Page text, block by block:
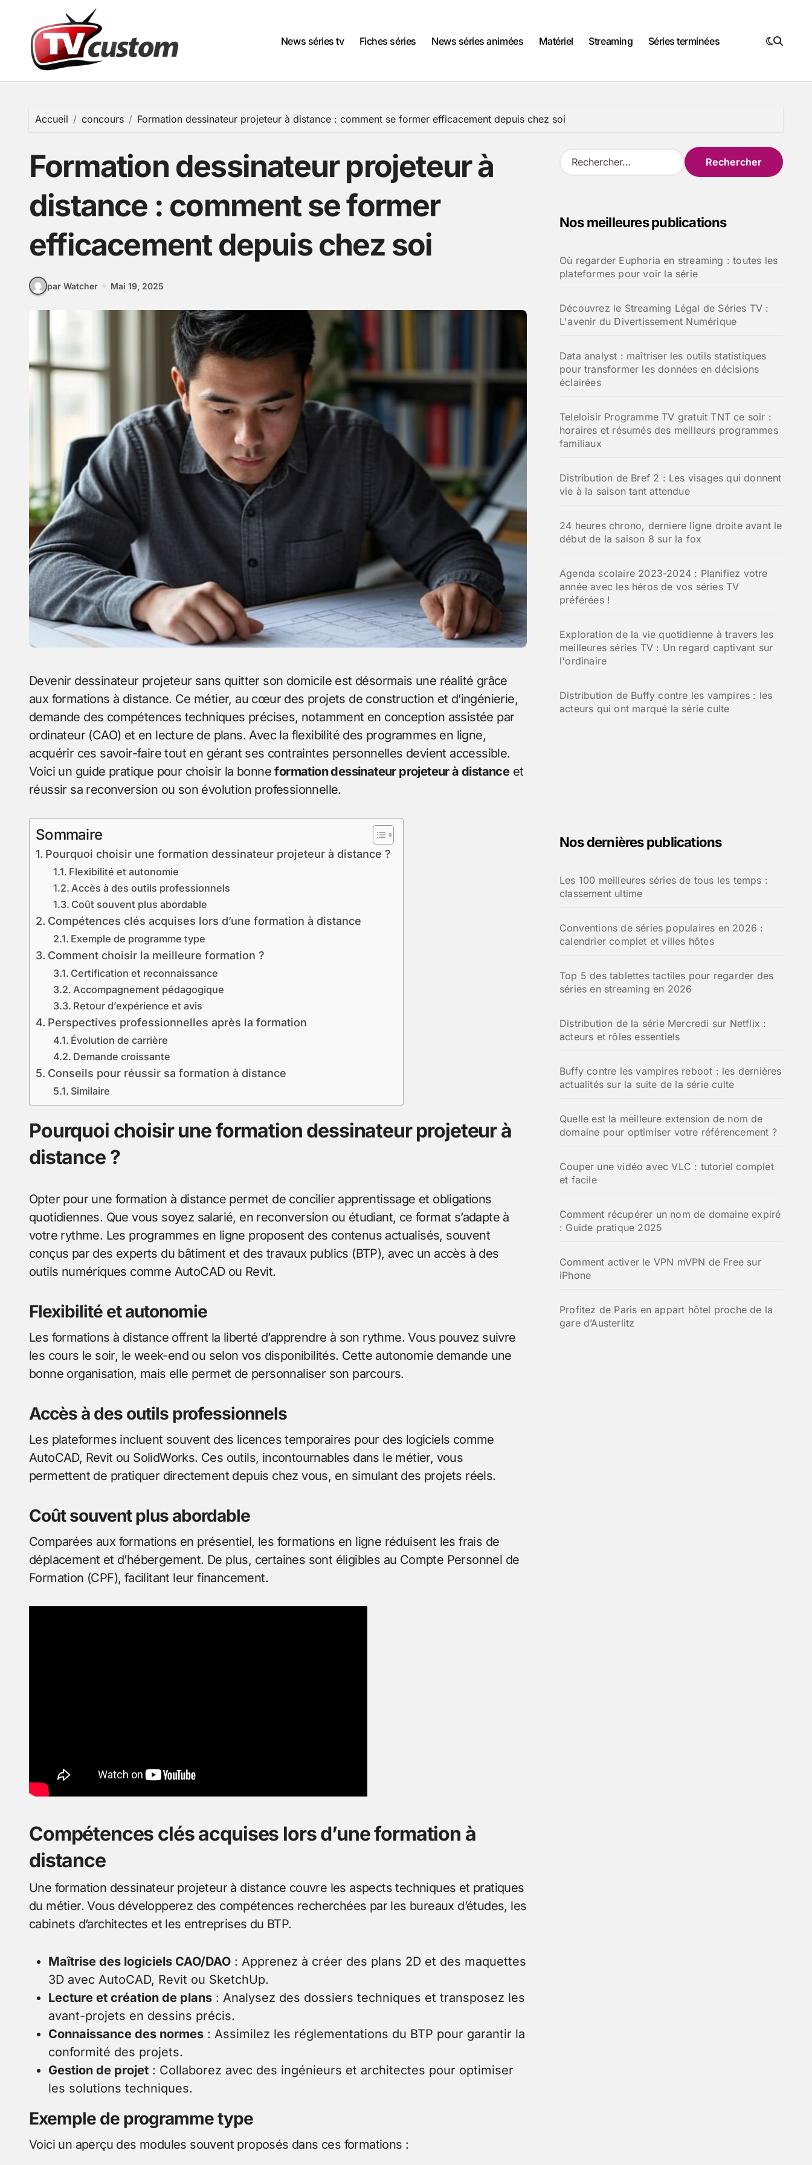
contenu
News séries tv Fiches séries News séries animées Matériel Streaming Séries terminées
Accueil concours Formation dessinateur projeteur à distance : comment se former efficacement depuis chez soi
Formation dessinateur projeteur à
distance : comment se former
efficacement depuis chez soi
par Watcher Mai 19, 2025
Devenir dessinateur projeteur sans quitter son domicile est désormais une réalité grâce
aux formations à distance. Ce métier, au cœur des projets de construction et d’ingénierie,
demande des compétences techniques précises, notamment en conception assistée par
ordinateur (CAO) et en lecture de plans. Avec la flexibilité des programmes en ligne,
acquérir ces savoir-faire tout en gérant ses contraintes personnelles devient accessible.
Voici un guide pratique pour choisir la bonneformation dessinateur projeteur à distanceet
réussir sa reconversion ou son évolution professionnelle.
Sommaire
Pourquoi choisir une formation dessinateur projeteur à distance ?
Flexibilité et autonomie
Accès à des outils professionnels
Coût souvent plus abordable
Compétences clés acquises lors d’une formation à distance
Exemple de programme type
Comment choisir la meilleure formation ?
Certification et reconnaissance
Accompagnement pédagogique
Retour d’expérience et avis
Perspectives professionnelles après la formation
Évolution de carrière
Demande croissante
Conseils pour réussir sa formation à distance
Similaire
Pourquoi choisir une formation dessinateur projeteur à
distance ?
Opter pour une formation à distance permet de concilier apprentissage et obligations
quotidiennes. Que vous soyez salarié, en reconversion ou étudiant, ce format s’adapte à
votre rythme. Les programmes en ligne proposent des contenus actualisés, souvent
conçus par des experts du bâtiment et des travaux publics (BTP), avec un accès à des
outils numériques comme AutoCAD ou Revit.
Flexibilité et autonomie
Les formations à distance offrent la liberté d’apprendre à son rythme. Vous pouvez suivre
les cours le soir, le week-end ou selon vos disponibilités. Cette autonomie demande une
bonne organisation, mais elle permet de personnaliser son parcours.
Accès à des outils professionnels
Les plateformes incluent souvent des licences temporaires pour des logiciels comme
AutoCAD, Revit ou SolidWorks. Ces outils, incontournables dans le métier, vous
permettent de pratiquer directement depuis chez vous, en simulant des projets réels.
Coût souvent plus abordable
Comparées aux formations en présentiel, les formations en ligne réduisent les frais de
déplacement et d’hébergement. De plus, certaines sont éligibles au Compte Personnel de
Formation (CPF), facilitant leur financement.
Compétences clés acquises lors d’une formation à
distance
Une formation dessinateur projeteur à distance couvre les aspects techniques et pratiques
du métier. Vous développerez des compétences recherchées par les bureaux d’études, les
cabinets d’architectes et les entreprises du BTP.
Maîtrise des logiciels CAO/DAO : Apprenez à créer des plans 2D et des maquettes
3D avec AutoCAD, Revit ou SketchUp.
Lecture et création de plans : Analysez des dossiers techniques et transposez les
avant-projets en dessins précis.
Connaissance des normes : Assimilez les réglementations du BTP pour garantir la
conformité des projets.
Gestion de projet : Collaborez avec des ingénieurs et architectes pour optimiser
les solutions techniques.
Exemple de programme type
Voici un aperçu des modules souvent proposés dans ces formations :
R
e
r
e
r
Nos meilleures publications
Où regarder Euphoria en streaming : toutes les
plateformes pour voir la série
Découvrez le Streaming Légal de Séries TV :
L'avenir du Divertissement Numérique
Data analyst : maîtriser les outils statistiques
pour transformer les données en décisions
éclairées
Teleloisir Programme TV gratuit TNT ce soir :
horaires et résumés des meilleurs programmes
familiaux
Distribution de Bref 2 : Les visages qui donnent
vie à la saison tant attendue
24 heures chrono, derniere ligne droite avant le
début de la saison 8 sur la fox
Agenda scolaire 2023-2024 : Planifiez votre
année avec les héros de vos séries TV
préférées !
Exploration de la vie quotidienne à travers les
meilleures séries TV : Un regard captivant sur
l'ordinaire
Distribution de Buffy contre les vampires : les
acteurs qui ont marqué la série culte
Nos dernières publications
Les 100 meilleures séries de tous les temps :
classement ultime
Conventions de séries populaires en 2026 :
calendrier complet et villes hôtes
Top 5 des tablettes tactiles pour regarder des
séries en streaming en 2026
Distribution de la série Mercredi sur Netflix :
acteurs et rôles essentiels
Buffy contre les vampires reboot : les dernières
actualités sur la suite de la série culte
Quelle est la meilleure extension de nom de
domaine pour optimiser votre référencement ?
Couper une vidéo avec VLC : tutoriel complet
et facile
Comment récupérer un nom de domaine expiré
: Guide pratique 2025
Comment activer le VPN mVPN de Free sur
iPhone
Profitez de Paris en appart hôtel proche de la
gare d’Austerlitz